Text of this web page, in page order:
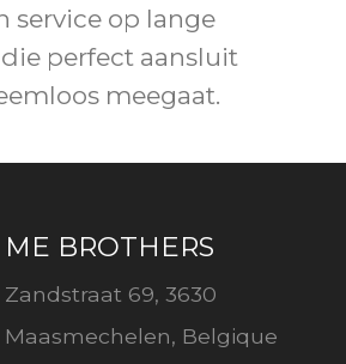
service op lange
perfect aansluit
meegaat.
ME BROTHERS
Zandstraat 69, 3630
Maasmechelen, Belgique